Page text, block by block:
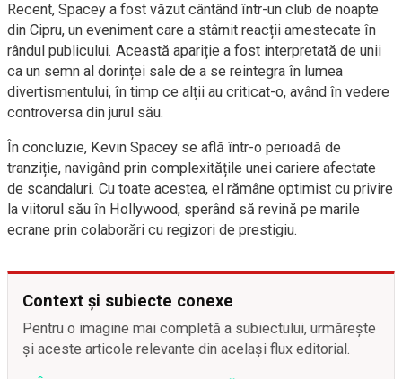
Recent, Spacey a fost văzut cântând într-un club de noapte
din Cipru, un eveniment care a stârnit reacții amestecate în
rândul publicului. Această apariție a fost interpretată de unii
ca un semn al dorinței sale de a se reintegra în lumea
divertismentului, în timp ce alții au criticat-o, având în vedere
controversa din jurul său.
În concluzie, Kevin Spacey se află într-o perioadă de
tranziție, navigând prin complexitățile unei cariere afectate
de scandaluri. Cu toate acestea, el rămâne optimist cu privire
la viitorul său în Hollywood, sperând să revină pe marile
ecrane prin colaborări cu regizori de prestigiu.
Context și subiecte conexe
Pentru o imagine mai completă a subiectului, urmărește
și aceste articole relevante din același flux editorial.